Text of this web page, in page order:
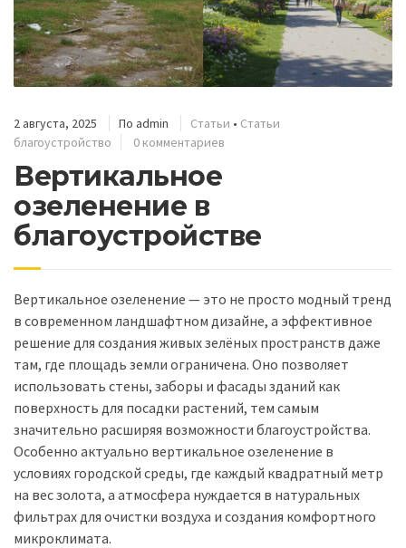
2 августа, 2025 По admin Статьи • Статьи
благоустройство
0 комментариев
Вертикальное
озеленение в
благоустройстве
Вертикальное озеленение — это не просто модный тренд
в современном ландшафтном дизайне, а эффективное
решение для создания живых зелёных пространств даже
там, где площадь земли ограничена. Оно позволяет
использовать стены, заборы и фасады зданий как
поверхность для посадки растений, тем самым
значительно расширяя возможности благоустройства.
Особенно актуально вертикальное озеленение в
условиях городской среды, где каждый квадратный метр
на вес золота, а атмосфера нуждается в натуральных
фильтрах для очистки воздуха и создания комфортного
микроклимата.